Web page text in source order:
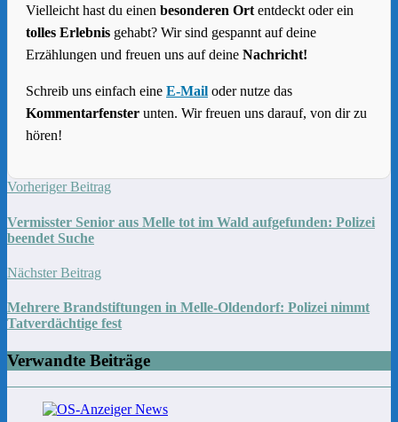
Vielleicht hast du einen besonderen Ortentdeckt oder ein
tolles Erlebnis gehabt? Wir sind gespannt auf deine
Erzählungen und freuen uns auf deine Nachricht!
Schreib uns einfach eine E-Mail oder nutze das
Kommentarfenster unten. Wir freuen uns darauf, von dir zu
hören!
Vorheriger Beitrag
Vermisster Senior aus Melle tot im Wald aufgefunden: Polizei
beendet Suche
Nächster Beitrag
Mehrere Brandstiftungen in Melle-Oldendorf: Polizei nimmt
Tatverdächtige fest
Verwandte Beiträge